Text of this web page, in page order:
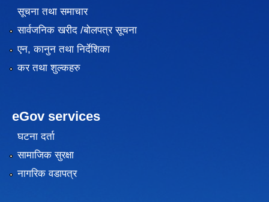
सूचना तथा समाचार
सार्वजनिक खरीद /बोलपत्र सूचना
एन, कानुन तथा निर्देशिका
कर तथा शुल्कहरु
eGov services
घटना दर्ता
सामाजिक सुरक्षा
नागरिक वडापत्र